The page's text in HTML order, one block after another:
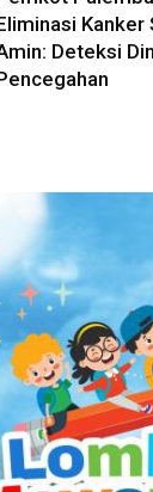
Kanker
Deteksi